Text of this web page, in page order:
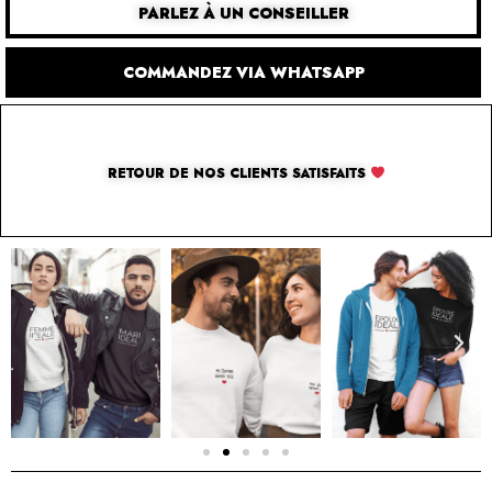
PARLEZ À UN CONSEILLER
COMMANDEZ VIA WHATSAPP
RETOUR DE NOS CLIENTS SATISFAITS
SOLUTION PAR THE LUXURY BOX & CO